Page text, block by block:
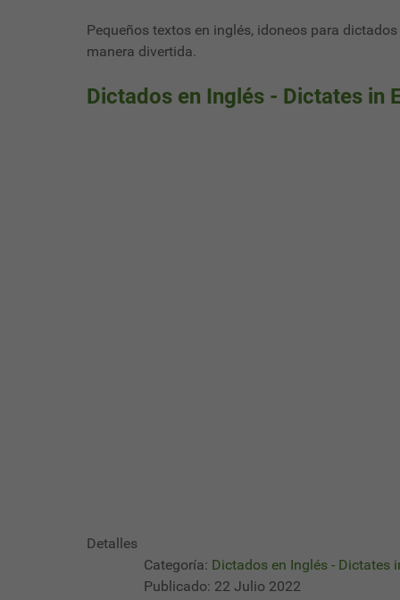
Pequeños textos en inglés, idoneos para
manera divertida.
Dictados en Inglés - Dictates in
Detalles
Categoría: Dictados en Inglés - Dictates
Publicado: 22 Julio 2022